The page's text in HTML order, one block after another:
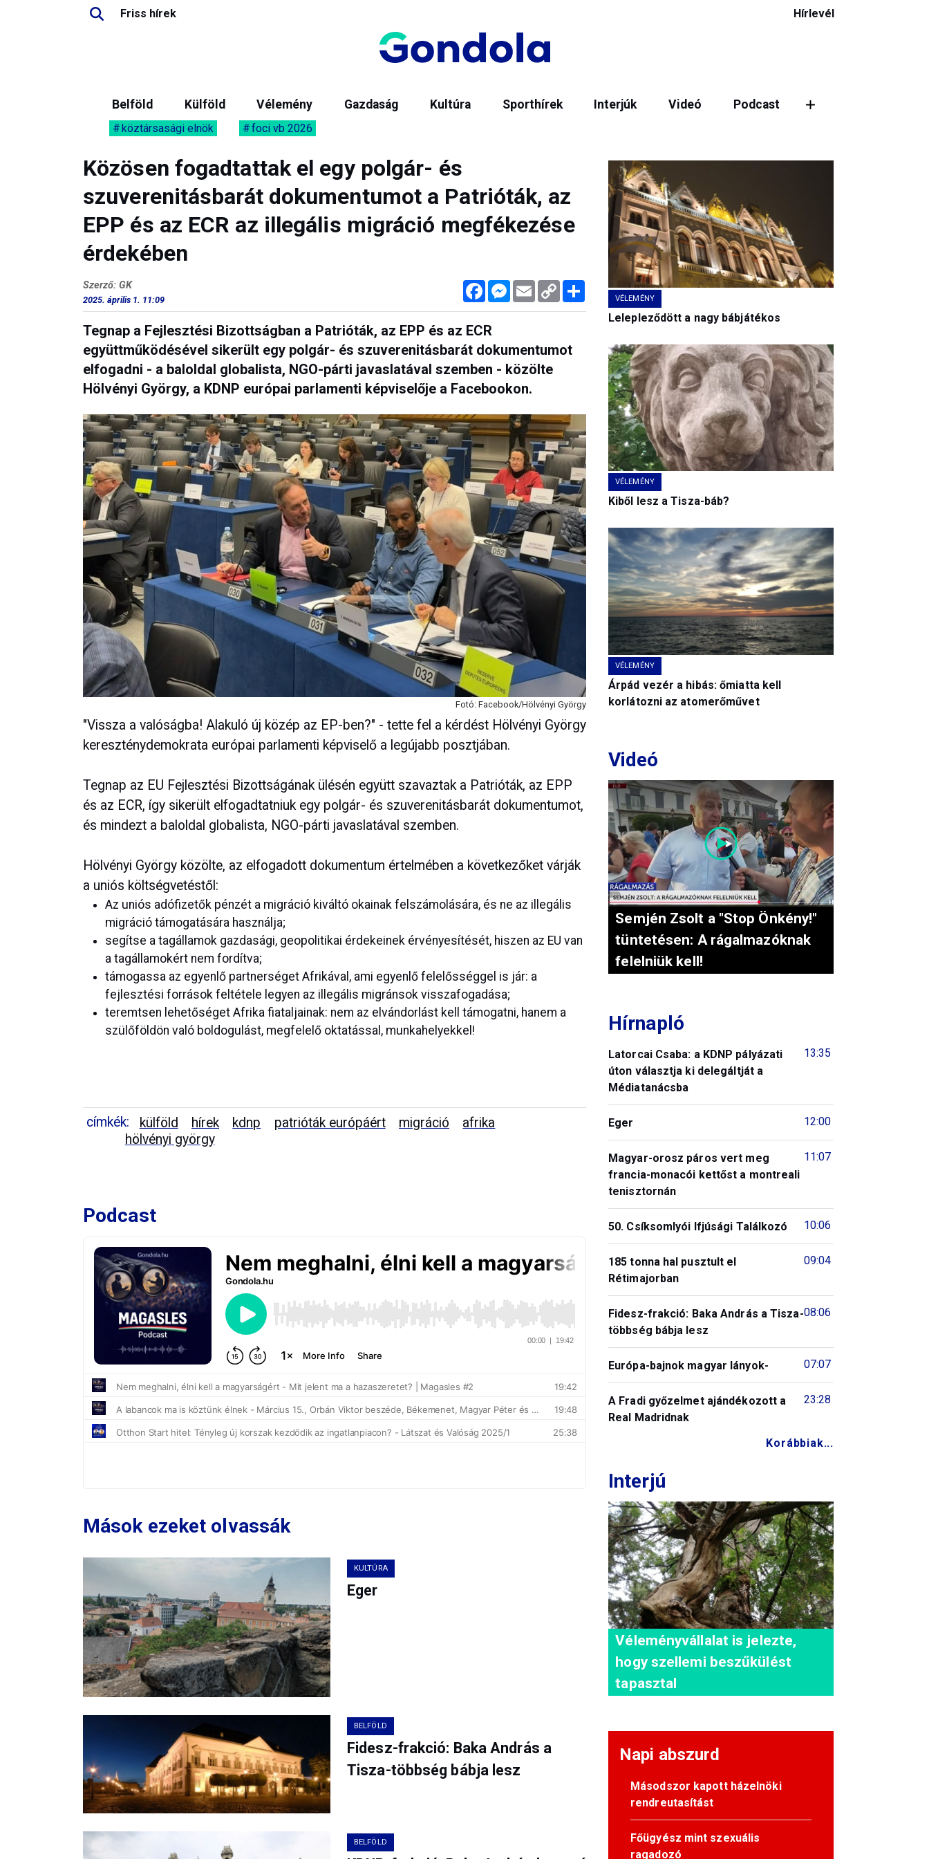
Friss hírek Hírlevél
Belföld Külföld Vélemény Gazdaság Kultúra Sporthírek Interjúk Videó Podcast
köztársasági elnök foci vb 2026
Közösen fogadtattak el egy polgár- és
szuverenitásbarát dokumentumot a Patrióták, az
EPP és az ECR az illegális migráció megfékezése
érdekében
FacebookMessenger
Email Copy
Link
Megosztás
Szerző: GK
2025. április 1. 11:09
Tegnap a Fejlesztési Bizottságban a Patrióták, az EPP és az ECR
együttműködésével sikerült egy polgár- és szuverenitásbarát dokumentumot
elfogadni - a baloldal globalista, NGO-párti javaslatával szemben - közölte
Hölvényi György, a KDNP európai parlamenti képviselője a Facebookon.
Fotó: Facebook/Hölvényi György
"Vissza a valóságba! Alakuló új közép az EP-ben?" - tette fel a kérdést Hölvényi György
kereszténydemokrata európai parlamenti képviselő a legújabb posztjában.
Tegnap az EU Fejlesztési Bizottságának ülésén együtt szavaztak a Patrióták, az EPP
és az ECR, így sikerült elfogadtatniuk egy polgár- és szuverenitásbarát dokumentumot,
és mindezt a baloldal globalista, NGO-párti javaslatával szemben.
Hölvényi György közölte, az elfogadott dokumentum értelmében a következőket várják
a uniós költségvetéstől:
Az uniós adófizetők pénzét a migráció kiváltó okainak felszámolására, és ne az illegális
migráció támogatására használja;
segítse a tagállamok gazdasági, geopolitikai érdekeinek érvényesítését, hiszen az EU van
a tagállamokért nem fordítva;
támogassa az egyenlő partnerséget Afrikával, ami egyenlő felelősséggel is jár: a
fejlesztési források feltétele legyen az illegális migránsok visszafogadása;
teremtsen lehetőséget Afrika fiataljainak: nem az elvándorlást kell támogatni, hanem a
szülőföldön való boldogulást, megfelelő oktatással, munkahelyekkel!
címkék: külföld hírek kdnp patrióták európáért migráció
afrika
hölvényi györgy
Podcast
Mások ezeket olvassák
KULTÚRA
Eger
BELFÖLD
Fidesz-frakció: Baka András a
Tisza-többség bábja lesz
BELFÖLD
VÉLEMÉNY
Lelepleződött a nagy bábjátékos
VÉLEMÉNY
Kiből lesz a Tisza-báb?
VÉLEMÉNY
Árpád vezér a hibás: őmiatta kell
korlátozni az atomerőművet
Videó
Semjén Zsolt a "Stop Önkény!"
tüntetésen: A rágalmazóknak
felelniük kell!
Hírnapló
13:35
Latorcai Csaba: a KDNP pályázati
úton választja ki delegáltját a
Médiatanácsba
12:00
Eger
11:07
Magyar-orosz páros vert meg
francia-monacói kettőst a montreali
tenisztornán
10:06
50. Csíksomlyói Ifjúsági Találkozó
09:04
185 tonna hal pusztult el
Rétimajorban
08:06
Fidesz-frakció: Baka András a Tisza-
többség bábja lesz
07:07
Európa-bajnok magyar lányok-
23:28
A Fradi győzelmet ajándékozott a
Real Madridnak
Korábbiak...
Interjú
Véleményvállalat is jelezte,
hogy szellemi beszűkülést
tapasztal
Napi abszurd
Másodszor kapott házelnöki
rendreutasítást
Főügyész mint szexuális
ragadozó